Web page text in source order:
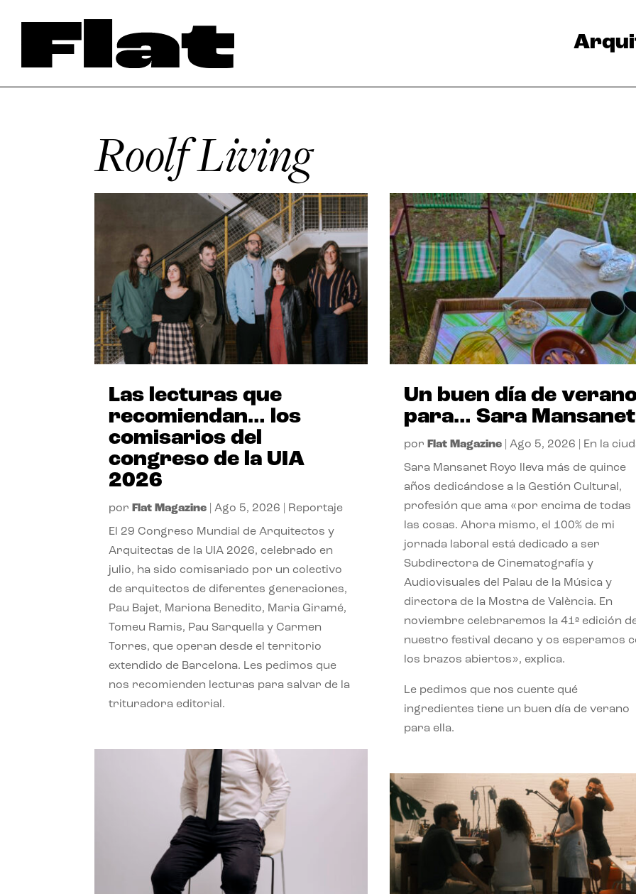
Roolf Living
Las lecturas que
recomiendan… los
comisarios del
congreso de la UIA
2026
por Flat Magazine |Ago 5, 2026 Reportaje
El 29 Congreso Mundial de Arquitectos y
Arquitectas de la UIA 2026, celebrado en
julio, ha sido comisariado por un colectivo
de arquitectos de diferentes generaciones,
Pau Bajet, Mariona Benedito, Maria Giramé,
Tomeu Ramis, Pau Sarquella y Carmen
Torres, que operan desde el territorio
extendido de Barcelona. Les pedimos que
nos recomienden lecturas para salvar de la
trituradora editorial.
Un buen día de
para… Sara Mansanet
por Flat Magazine| Ago 5, 2026 En la
Sara Mansanet Royo lleva más de quince
años dedicándose a la Gestión Cultural,
profesión que ama «por encima de todas
las cosas. Ahora mismo, el 100% de mi
jornada laboral está dedicado a ser
Subdirectora de Cinematografía y
Audiovisuales del Palau de la Música y
directora de la Mostra de València. En
noviembre celebraremos la 41ª edición
nuestro festival decano y os esperamos
los brazos abiertos», explica.
Le pedimos que nos cuente qué
ingredientes tiene un buen día de verano
para ella.